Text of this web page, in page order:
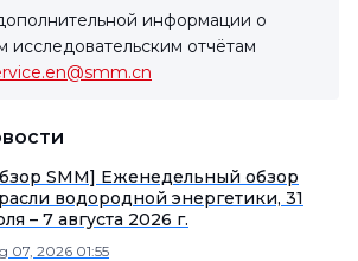
информации о
исследовательским отчётам
SMM] Еженедельный обзор
водородной энергетики, 31
– 7 августа 2026 г.
07, 2026 01:55